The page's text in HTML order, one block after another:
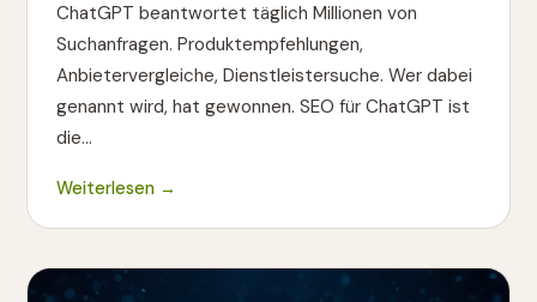
ChatGPT beantwortet täglich Millionen von
Suchanfragen. Produktempfehlungen,
Anbietervergleiche, Dienstleistersuche. Wer dabei
genannt wird, hat gewonnen. SEO für ChatGPT ist
die…
Weiterlesen →